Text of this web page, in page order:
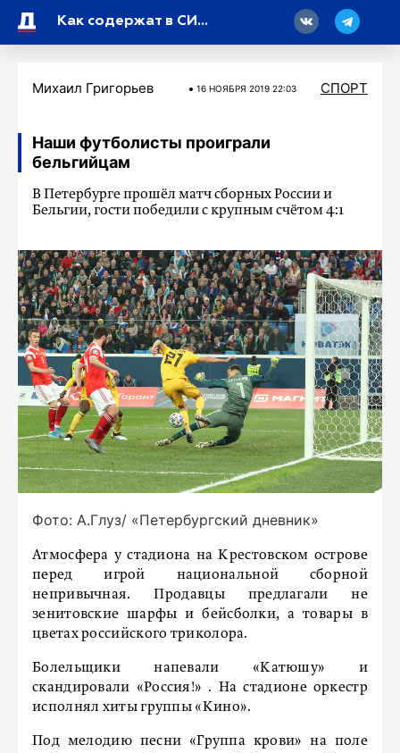
Как содержат в СИЗО убийцу петербургского мальчика
Михаил Григорьев 16 НОЯБРЯ 2019 22:03 СПОРТ
Наши футболисты проиграли
бельгийцам
В Петербурге прошёл матч сборных России и
Бельгии, гости победили с крупным счётом 4:1
Фото: А.Глуз/ «Петербургский дневник»
Атмосфера у стадиона на Крестовском острове
перед игрой национальной сборной
непривычная. ‌Продавцы предлагали не
зенитовские шарфы и бейсболки, а товары в
цветах российского триколора.
Болельщики напевали «Катюшу» и
скандировали «Россия!» . На стадионе оркестр
исполнял хиты группы «Кино».
Под мелодию песни «Группа крови» на поле